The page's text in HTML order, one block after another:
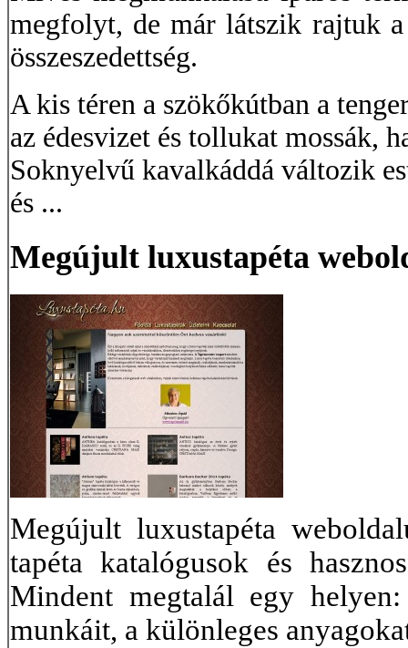
megfolyt, de már látszik rajtuk
összeszedettség.
A kis téren a szökőkútban a
az édesvizet és tollukat mossák,
Soknyelvű kavalkáddá változik
és ...
Megújult luxustapéta
Megújult luxustapéta
tapéta katalógusok és
Mindent megtalál egy
munkáit, a különleges